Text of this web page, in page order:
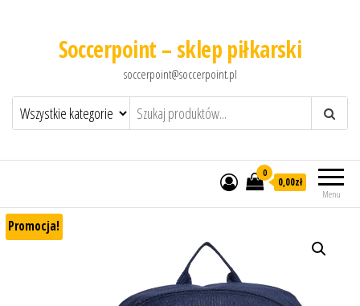
Soccerpoint – sklep piłkarski
soccerpoint@soccerpoint.pl
Menu
0
0,00zł
Promocja!